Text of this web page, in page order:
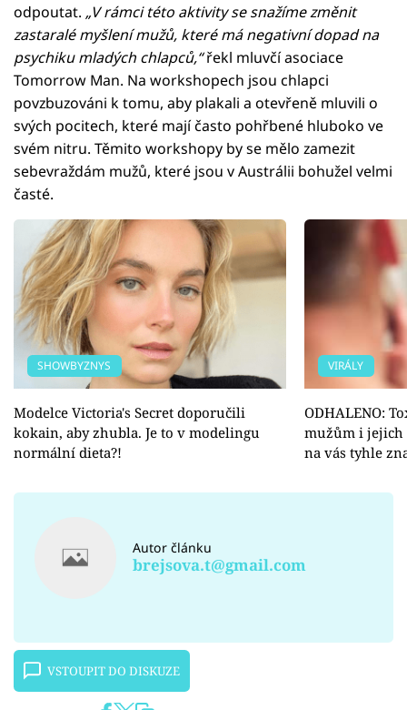
odpoutat. „V rámci této aktivity se snažíme změnit
zastaralé myšlení mužů, které má negativní dopad na
psychiku mladých chlapců,“řekl mluvčí asociace
Tomorrow Man. Na workshopech jsou chlapci
povzbuzováni k tomu, aby plakali a otevřeně mluvili o
svých pocitech, které mají často pohřbené hluboko ve
svém nitru. Těmito workshopy by se mělo zamezit
sebevraždám mužů, které jsou v Austrálii bohužel velmi
časté.
SHOWBYZNYS
Modelce Victoria's Secret doporučili
kokain, aby zhubla. Je to v modelingu
normální dieta?!
VIRÁLY
ODHALENO:
mužům i jejich
na vás tyhle
Autor článku
brejsova.t@gmail.com
VSTOUPIT DO DISKUZE